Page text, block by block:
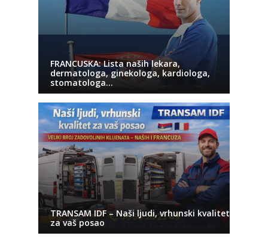
FRANCUSKA: Lista naših lekara,
dermatologa, ginekologa, kardiologa,
stomatologa…
TRANSAM IDF – Naši ljudi, vrhunski kvalitet
za vaš posao